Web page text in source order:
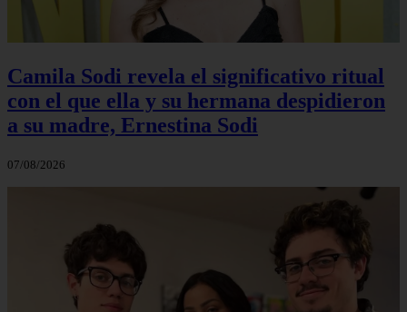
Camila Sodi revela el significativo ritual
con el que ella y su hermana despidieron
a su madre, Ernestina Sodi
07/08/2026